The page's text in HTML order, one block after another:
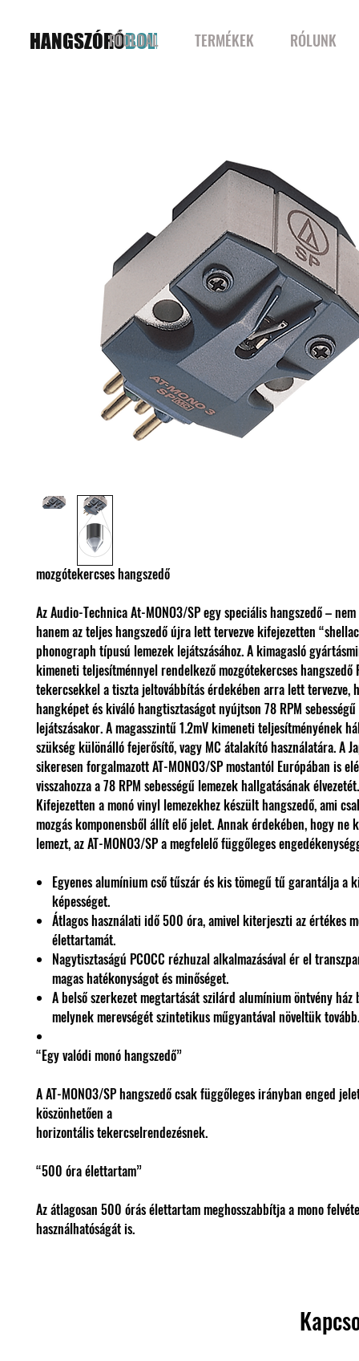
HANGSZÓRÓBOLT
FŐOLDAL TERMÉKEK RÓLUNK
mozgótekercses hangszedő
Az Audio-Technica At-MONO3/SP egy speciális hangszedő –
hanem az teljes hangszedő újra lett tervezve kifejezetten
phonograph típusú lemezek lejátszásához. A kimagasló
kimeneti teljesítménnyel rendelkező mozgótekercses hangszedő
tekercsekkel a tiszta jeltovábbítás érdekében arra lett tervezve,
hangképet és kiváló hangtisztaságot nyújtson 78 RPM sebességű
lejátszásakor. A magasszintű 1.2mV kimeneti teljesítményének
szükség különálló fejerősítő, vagy MC átalakító használatára. A
sikeresen forgalmazott AT-MONO3/SP mostantól Európában is
visszahozza a 78 RPM sebességű lemezek hallgatásának élvezetét.
Kifejezetten a monó vinyl lemezekhez készült hangszedő, ami
mozgás komponensből állít elő jelet. Annak érdekében, hogy ne
lemezt, az AT-MONO3/SP a megfelelő függőleges
Egyenes alumínium cső tűszár és kis tömegű tű garantálja a
képességet.
Átlagos használati idő 500 óra, amivel kiterjeszti az értékes
élettartamát.
Nagytisztaságú PCOCC rézhuzal alkalmazásával ér el
magas hatékonyságot és minőséget.
A belső szerkezet megtartását szilárd alumínium öntvény ház
melynek merevségét szintetikus műgyantával növeltük tovább.
“Egy valódi monó hangszedő”
A AT-MONO3/SP hangszedő csak függőleges irányban enged
köszönhetően a
horizontális tekercselrendezésnek.
“500 óra élettartam”
Az átlagosan 500 órás élettartam meghosszabbítja a mono
használhatóságát is.